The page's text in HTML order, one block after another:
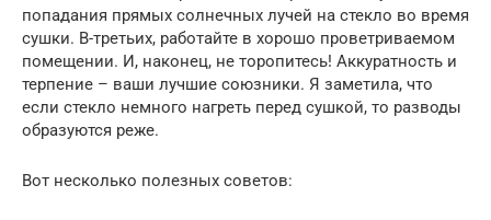
попадания прямых солнечных лучей на стекло во время
сушки. В-третьих, работайте в хорошо проветриваемом
помещении. И, наконец, не торопитесь! Аккуратность и
терпение – ваши лучшие союзники. Я заметила, что
если стекло немного нагреть перед сушкой, то разводы
образуются реже.
Вот несколько полезных советов: